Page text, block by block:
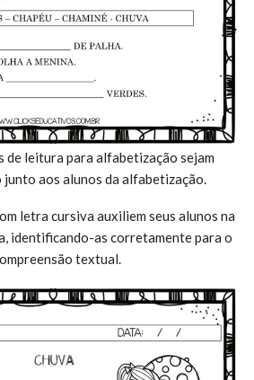
de leitura para alfabetização sejam
aos alunos da alfabetização.
letra cursiva auxiliem seus alunos na
identificando-as corretamente para o
textual.